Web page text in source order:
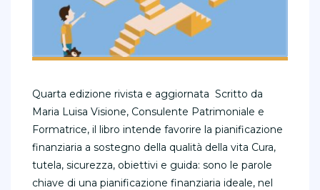
Quarta edizione rivista e aggiornata Scritto da
Maria Luisa Visione, Consulente Patrimoniale e
Formatrice, il libro intende favorire la pianificazione
finanziaria a sostegno della qualità della vita Cura,
tutela, sicurezza, obiettivi e guida: sono le parole
chiave di una pianificazione finanziaria ideale, nel